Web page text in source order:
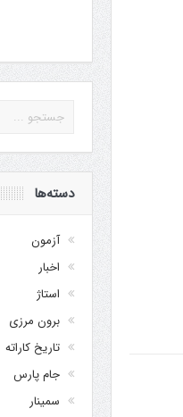
دسته‌ها
آزمون
اخبار
استاژ
برون مرزی
تاریخ کاراته
جام پارس
سمینار